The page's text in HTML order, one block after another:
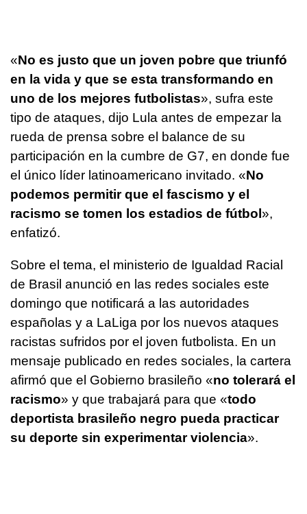
«No es justo que un joven pobre que triunfó
en la vida y que se esta transformando en
uno de los mejores futbolistas», sufra este
tipo de ataques, dijo Lula antes de empezar la
rueda de prensa sobre el balance de su
participación en la cumbre de G7, en donde fue
el único líder latinoamericano invitado. «No
podemos permitir que el fascismo y el
racismo se tomen los estadios de fútbol»,
enfatizó.
Sobre el tema, el ministerio de Igualdad Racial
de Brasil anunció en las redes sociales este
domingo que notificará a las autoridades
españolas y a LaLiga por los nuevos ataques
racistas sufridos por el joven futbolista. En un
mensaje publicado en redes sociales, la cartera
afirmó que el Gobierno brasileño «no tolerará el
racismo» y que trabajará para que «todo
deportista brasileño negro pueda practicar
su deporte sin experimentar violencia».